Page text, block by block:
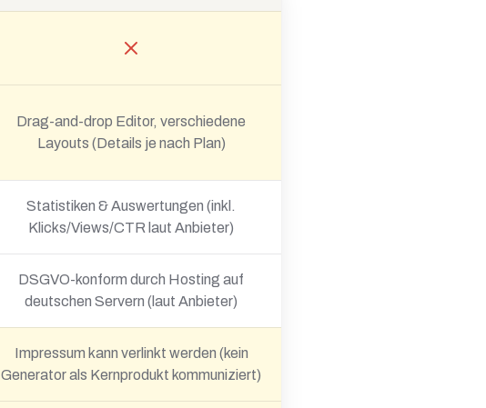
Drag-and-drop Editor, verschiedene
Layouts (Details je nach Plan)
Statistiken & Auswertungen (inkl.
Klicks/Views/CTR laut Anbieter)
DSGVO-konform durch Hosting auf
deutschen Servern (laut Anbieter)
Impressum kann verlinkt werden (kein
Generator als Kernprodukt kommuniziert)